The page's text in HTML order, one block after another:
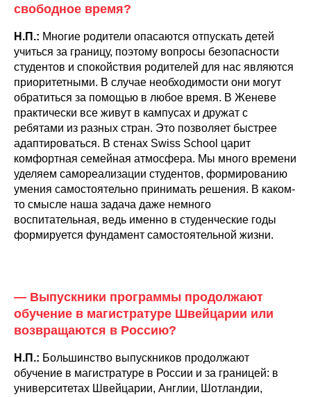
свободное время?
Н.П.: Многие родители опасаются отпускать детей
учиться за границу, поэтому вопросы безопасности
студентов и спокойствия родителей для нас являются
приоритетными. В случае необходимости они могут
обратиться за помощью в любое время. В Женеве
практически все живут в кампусах и дружат с
ребятами из разных стран. Это позволяет быстрее
адаптироваться. В стенах Swiss School царит
комфортная семейная атмосфера. Мы много времени
уделяем самореализации студентов, формированию
умения самостоятельно принимать решения. В каком-
то смысле наша задача даже немного
воспитательная, ведь именно в студенческие годы
формируется фундамент самостоятельной жизни.
— Выпускники программы продолжают
обучение в магистратуре Швейцарии или
возвращаются в Россию?
Н.П.: Большинство выпускников продолжают
обучение в магистратуре в России и за границей: в
университетах Швейцарии, Англии, Шотландии,